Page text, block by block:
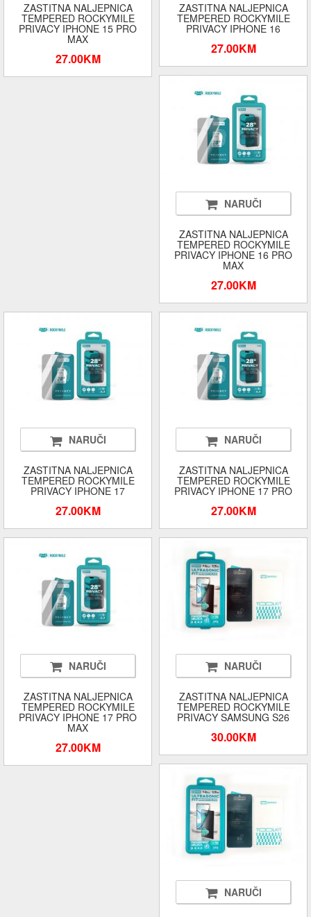
ZASTITNA NALJEPNICA
TEMPERED ROCKYMILE
PRIVACY IPHONE 15 PRO
MAX
27.00KM
ZASTITNA NALJEPNICA
TEMPERED ROCKYMILE
PRIVACY IPHONE 16
27.00KM
NARUČI
ZASTITNA NALJEPNICA
TEMPERED ROCKYMILE
PRIVACY IPHONE 16 PRO
MAX
27.00KM
NARUČI
ZASTITNA NALJEPNICA
TEMPERED ROCKYMILE
PRIVACY IPHONE 17
27.00KM
NARUČI
ZASTITNA NALJEPNICA
TEMPERED ROCKYMILE
PRIVACY IPHONE 17 PRO
27.00KM
NARUČI
ZASTITNA NALJEPNICA
TEMPERED ROCKYMILE
PRIVACY IPHONE 17 PRO
MAX
27.00KM
NARUČI
ZASTITNA NALJEPNICA
TEMPERED ROCKYMILE
PRIVACY SAMSUNG S26
30.00KM
NARUČI